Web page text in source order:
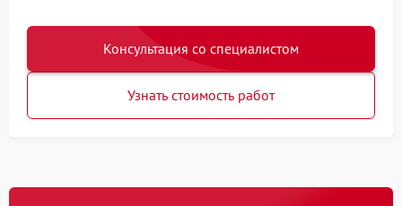
Консультация со специалистом
Узнать стоимость работ